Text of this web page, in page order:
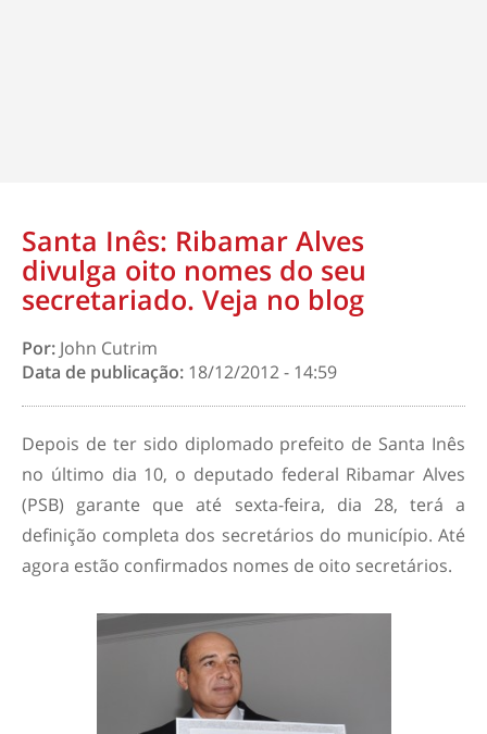
Santa Inês: Ribamar Alves
divulga oito nomes do seu
secretariado. Veja no blog
Por: John Cutrim
Data de publicação: 18/12/2012 - 14:59
Depois de ter sido diplomado prefeito de Santa Inês
no último dia 10, o deputado federal Ribamar Alves
(PSB) garante que até sexta-feira, dia 28, terá a
definição completa dos secretários do município. Até
agora estão confirmados nomes de oito secretários.